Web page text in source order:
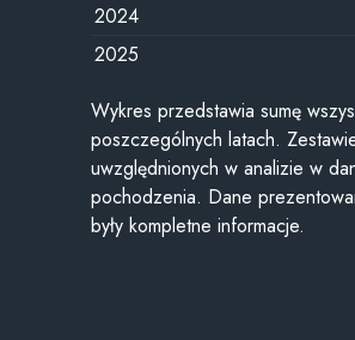
2024
2025
Wykres przedstawia sumę
poszczególnych latach.
uwzględnionych w analizie w
pochodzenia. Dane
były kompletne informacje.